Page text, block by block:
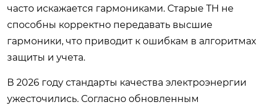
часто искажается гармониками. Старые ТН не
способны корректно передавать высшие
гармоники, что приводит к ошибкам в алгоритмах
защиты и учета.
В 2026 году стандарты качества электроэнергии
ужесточились. Согласно обновленным